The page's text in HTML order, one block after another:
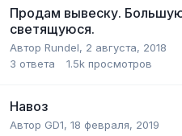
Продам вывеску.
светящуюся.
Автор Rundel, 2 августа, 2018
3 ответа 1.5k просмотров
Навоз
Автор GD1, 18 февраля, 2019